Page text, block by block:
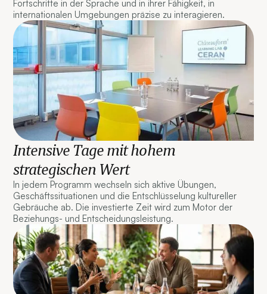
Fortschritte in der Sprache und in ihrer Fähigkeit, in
internationalen Umgebungen präzise zu interagieren.
Intensive Tage mit hohem
strategischen Wert
In jedem Programm wechseln sich aktive Übungen,
Geschäftssituationen und die Entschlüsselung kultureller
Gebräuche ab. Die investierte Zeit wird zum Motor der
Beziehungs- und Entscheidungsleistung.